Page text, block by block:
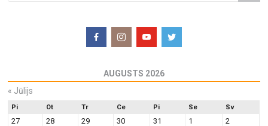
AUGUSTS 2026
« Jūlijs
Pi Ot Tr Ce Pi Se Sv
27 28 29 30 31 1
2